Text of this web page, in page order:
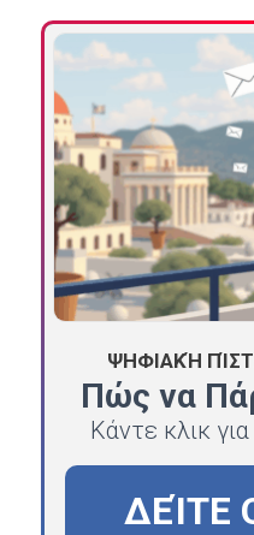
ΨΗΦΙΑΚΉ
Πώς να
Κάντε κλικ
ΔΕΊΤΕ